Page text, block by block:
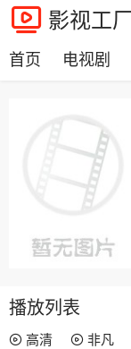
影视工
首页 电视剧
播放列表
高清 非凡